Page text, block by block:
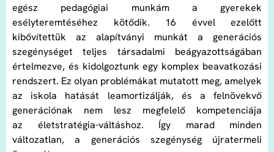
egész pedagógiai munkám a gyerekek
esélyteremtéséhez kötődik. 16 évvel ezelőtt
kibővítettük az alapítványi munkát a generációs
szegénységet teljes társadalmi beágyazottságában
értelmezve, és kidolgoztunk egy komplex beavatkozási
rendszert. Ez olyan problémákat mutatott meg, amelyek
az iskola hatását leamortizálják, és a felnövekvő
generációnak nem lesz megfelelő kompetenciája
az életstratégia-váltáshoz. Így marad minden
változatlan, a generációs szegénység újratermeli